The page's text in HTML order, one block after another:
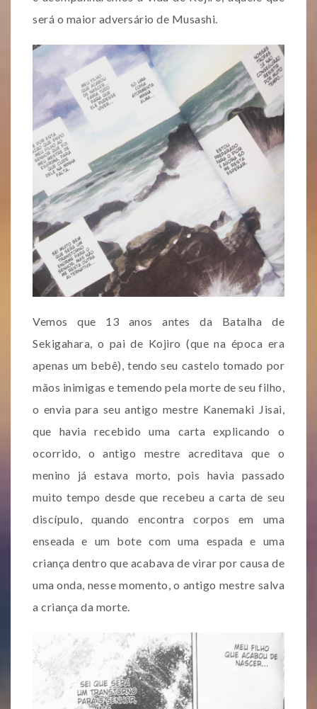
será o maior adversário de Musashi.
Vemos que 13 anos antes da Batalha de
Sekigahara, o pai de Kojiro (que na época era
apenas um bebê), tendo seu castelo tomado por
mãos inimigas e temendo pela morte de seu filho,
o envia para seu antigo mestre Kanemaki Jisai,
que havia recebido uma carta explicando o
ocorrido, o antigo mestre acreditava que o
menino já estava morto, pois havia passado
muito tempo desde que recebeu a carta de seu
discípulo, quando encontra corpos em uma
enseada e um bote com uma espada e uma
criança dentro que acabava de virar por causa de
uma onda, nesse momento, o antigo mestre salva
a criança da morte.